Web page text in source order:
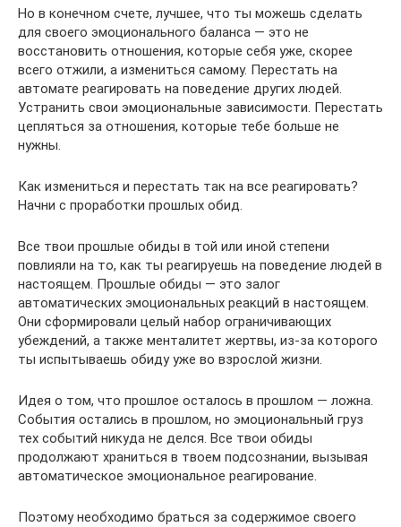
Но в конечном счете, лучшее, что ты можешь сделать
для своего эмоционального баланса — это не
восстановить отношения, которые себя уже, скорее
всего отжили, а измениться самому. Перестать на
автомате реагировать на поведение других людей.
Устранить свои эмоциональные зависимости. Перестать
цепляться за отношения, которые тебе больше не
нужны.
Как измениться и перестать так на все реагировать?
Начни с проработки прошлых обид.
Все твои прошлые обиды в той или иной степени
повлияли на то, как ты реагируешь на поведение людей в
настоящем. Прошлые обиды — это залог
автоматических эмоциональных реакций в настоящем.
Они сформировали целый набор ограничивающих
убеждений, а также менталитет жертвы, из-за которого
ты испытываешь обиду уже во взрослой жизни.
Идея о том, что прошлое осталось в прошлом — ложна.
События остались в прошлом, но эмоциональный груз
тех событий никуда не делся. Все твои обиды
продолжают храниться в твоем подсознании, вызывая
автоматическое эмоциональное реагирование.
Поэтому необходимо браться за содержимое своего